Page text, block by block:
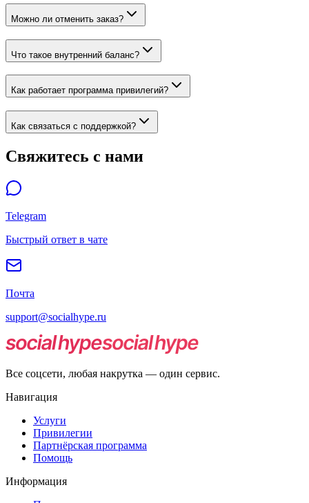
Можно ли отменить заказ?
Что такое внутренний баланс?
Как работает программа привилегий?
Как связаться с поддержкой?
Свяжитесь с нами
Telegram
Быстрый ответ в чате
Почта
support@socialhype.ru
Все соцсети, любая накрутка — один сервис.
Навигация
Услуги
Привилегии
Партнёрская программа
Помощь
Информация